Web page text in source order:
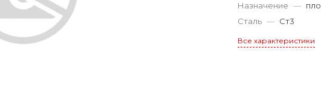
Назначение —
Сталь — Ст3
Все характеристики